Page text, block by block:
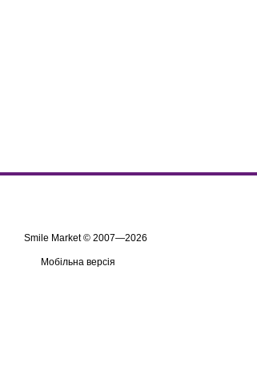
Smile Market © 2007—2026
Мобільна версія